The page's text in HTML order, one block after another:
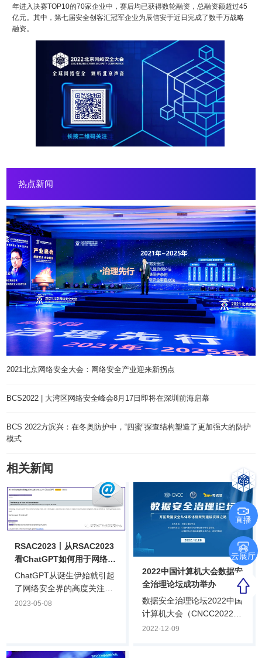
年进入决赛TOP10的70家企业中，赛后均已获得数轮融资，总融资额超过45
亿元。其中，第七届安全创客汇冠军企业为辰信安于近日完成了数千万战略
融资。
热点新闻
2021北京网络安全大会：网络安全产业迎来新拐点
BCS2022 | 大湾区网络安全峰会8月17日即将在深圳前海启幕
BCS 2022方滨兴：在冬奥防护中，“四蜜”探查结构塑造了更加强大的防护
模式
相关新闻
RSAC2023丨从RSAC2023
看ChatGPT如何用于网络攻
击
ChatGPT从诞生伊始就引起
了网络安全界的高度关注：
它是否能用于网络攻击或者
ChatGPT在网络安全领域的
2023-05-08
2022中国计算机大会数据安
全治理论坛成功举办
数据安全治理论坛2022中国
计算机大会（CNCC2022）
12月8日，由中国计算机学
2022-12-09
直播
云展厅